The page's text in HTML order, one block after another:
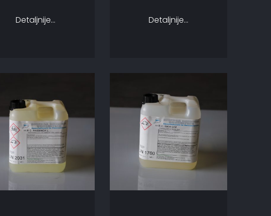
Detaljnije... Detaljnije...